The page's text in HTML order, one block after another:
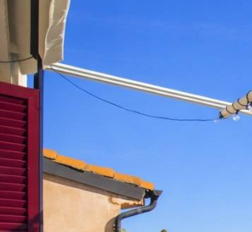
DE
RU
нас
услуги
Выберите
место
поиска
выберите район
Город